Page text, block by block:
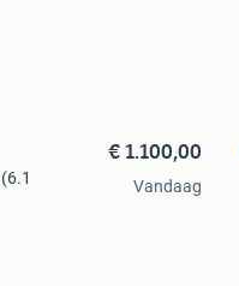
€ 1.100,00
Vandaag